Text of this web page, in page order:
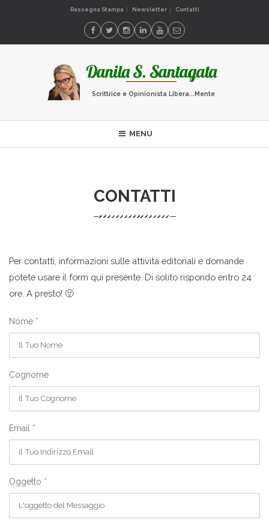
Rassegna Stampa Newsletter Contatti
Scrittrice e Opinionista Libera...Mente
MENU
CONTATTI
Per contatti, informazioni sulle attività editoriali e domande
potete usare il form qui presente. Di solito rispondo entro 24
ore. A presto! 🙂
Nome *
Cognome
Email *
Oggetto *